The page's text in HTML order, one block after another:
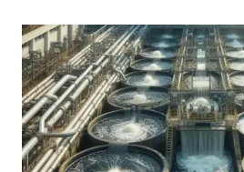
CONOCIMIENTO
POR
EL
FUTURO